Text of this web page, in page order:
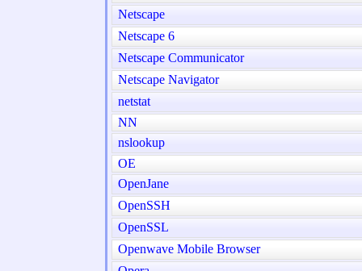
Netscape
Netscape 6
Netscape Communicator
Netscape Navigator
netstat
NN
nslookup
OE
OpenJane
OpenSSH
OpenSSL
Openwave Mobile Browser